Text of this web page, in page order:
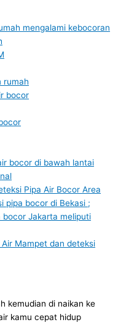
mengalami kebocoran
rumah
bocor
bocor di bawah lantai
Pipa Air Bocor Area
pipa bocor di Bekasi ;
bocor Jakarta meliputi
Mampet dan deteksi
kemudian di naikan ke
kamu cepat hidup